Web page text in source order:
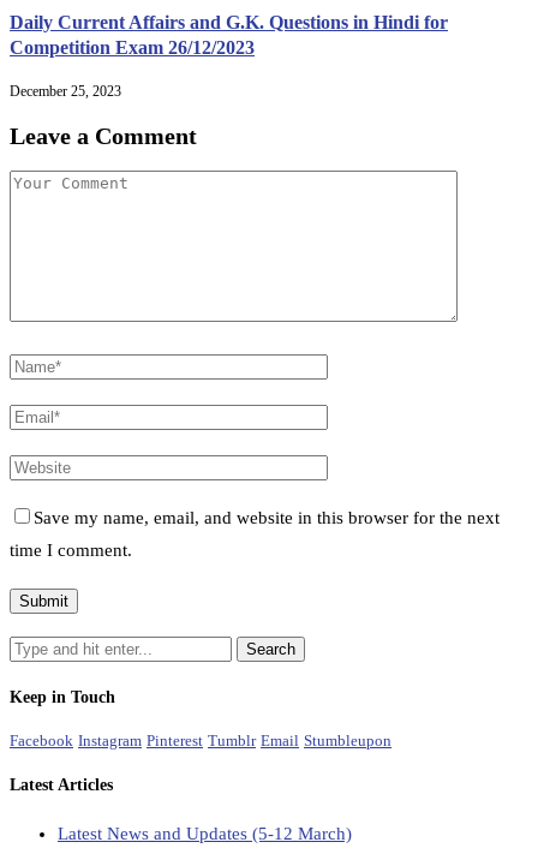
Daily Current Affairs and G.K. Questions in Hindi for
Competition Exam 26/12/2023
December 25, 2023
Leave a Comment
Save my name, email, and website in this browser for the next
time I comment.
Keep in Touch
Facebook Instagram Pinterest Tumblr Email Stumbleupon
Latest Articles
Latest News and Updates (5-12 March)